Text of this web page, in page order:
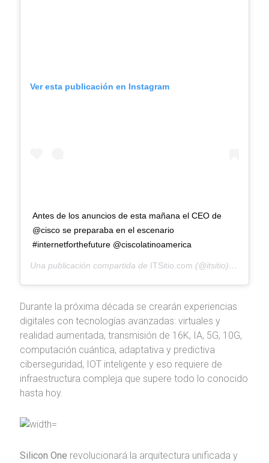
Ver esta publicación en Instagram
Antes de los anuncios de esta mañana el CEO de
@cisco se preparaba en el escenario
#internetforthefuture @ciscolatinoamerica
Una publicación compartida de ITSitio.com (@itsitio) el
Durante la próxima década se crearán experiencias
digitales con tecnologías avanzadas: virtuales y
realidad aumentada, transmisión de 16K, IA, 5G, 10G,
computación cuántica, adaptativa y predictiva
ciberseguridad, IOT inteligente y eso requiere de
infraestructura compleja que supere todo lo conocido
hasta hoy.
Silicon One revolucionará la arquitectura unificada y